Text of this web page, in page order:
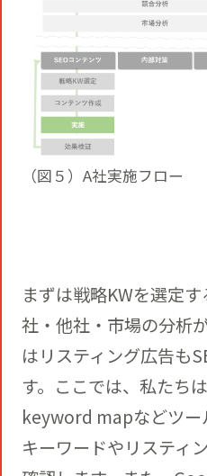
（図５）A社実施フロー
まずは戦略KWを選定
社・他社・市場の分析
はリスティング広告も
す。ここでは、私たち
keyword mapなどツー
キーワードやリスティ